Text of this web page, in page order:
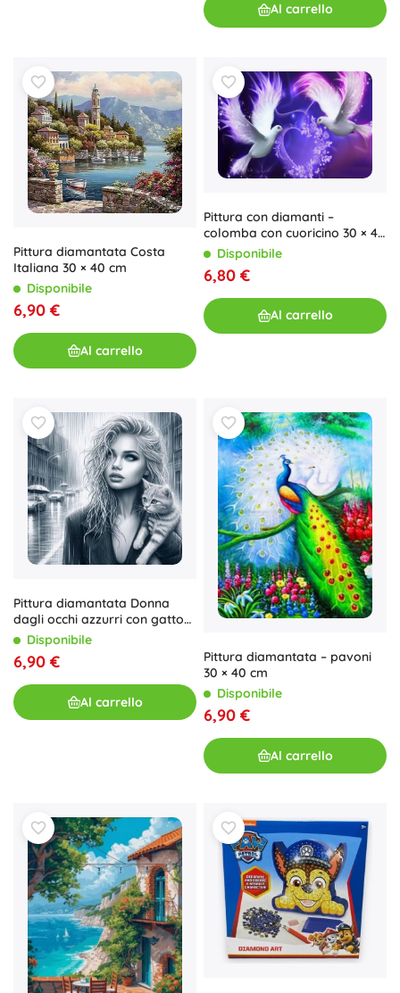
Al carrello
Pittura diamantata Costa
Italiana 30 × 40 cm
Disponibile
6,90 €
Al carrello
Pittura con diamanti –
colomba con cuoricino 30 × 40
cmDisponibile
6,80 €
Al carrello
Pittura diamantata Donna
dagli occhi azzurri con gatto
30 × 40 cm
Disponibile
6,90 €
Al carrello
Pittura diamantata – pavoni
30 × 40 cm
Disponibile
6,90 €
Al carrello